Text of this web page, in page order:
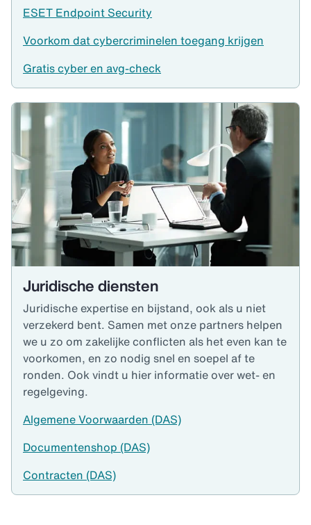
ESET Endpoint Security
Voorkom dat cybercriminelen toegang krijgen
Gratis cyber en avg-check
Juridische diensten
Juridische expertise en bijstand, ook als u niet
verzekerd bent. Samen met onze partners helpen
we u zo om zakelijke conflicten als het even kan te
voorkomen, en zo nodig snel en soepel af te
ronden. Ook vindt u hier informatie over wet- en
regelgeving.
Algemene Voorwaarden (DAS)
Documentenshop (DAS)
Contracten (DAS)